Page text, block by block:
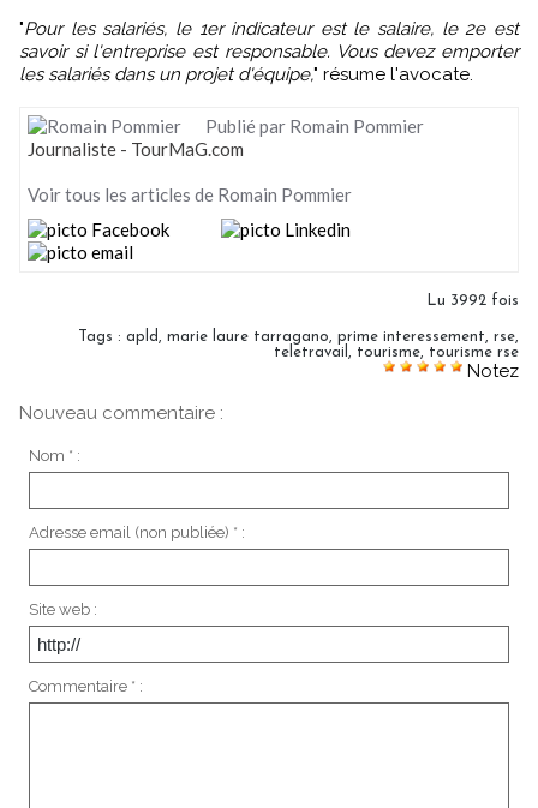
"Pour les salariés, le 1er indicateur est le salaire, le 2e est
savoir si l'entreprise est responsable. Vous devez emporter
les salariés dans un projet d'équipe," résume l'avocate.
Publié par Romain Pommier
Journaliste - TourMaG.com
Voir tous les articles de Romain Pommier
Lu 3992 fois
Tags : apld, marie laure tarragano, prime interessement, rse,
teletravail , tourisme, tourisme rse
Notez
Nouveau commentaire :
Nom * :
Adresse email (non publiée) * :
Site web :
Commentaire * :